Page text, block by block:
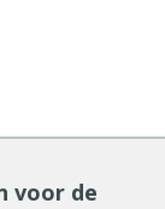
voor de